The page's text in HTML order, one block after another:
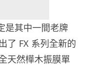
是其中一間老牌
了 FX 系列全新的
天然樺木振膜單